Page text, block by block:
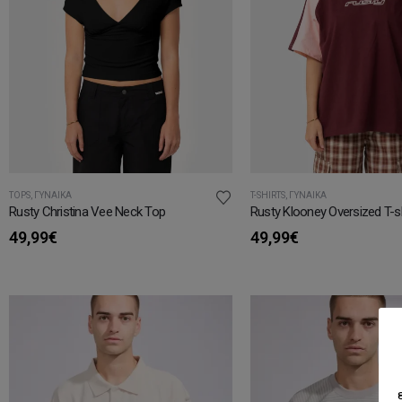
TOPS, ΓΥΝΑΊΚΑ
Rusty Christina Vee Neck Top
49,99€
T-SHIRTS, ΓΥΝΑΊΚΑ
Rusty Klooney Oversized T-
49,99€